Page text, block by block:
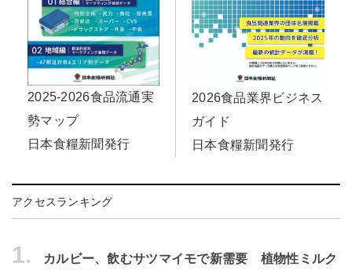
2025-2026食品流通実
勢マップ
日本食糧新聞発行
2026食品業界ビジネス
ガイド
日本食糧新聞発行
アクセスランキング
1.
カルビー、飲むサツマイモで新需要 植物性ミルク